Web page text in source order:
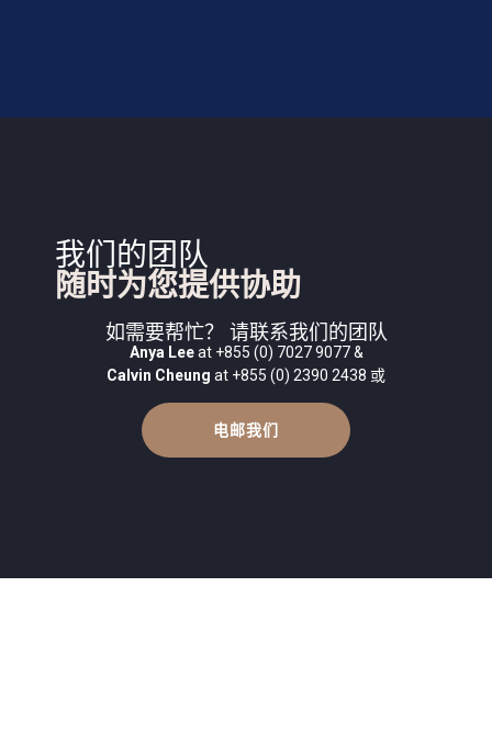
我们的团队
随时为您提供协助
如需要帮忙？ 请联系我们的团队
Anya Leeat +855 (0) 7027 9077 &
Calvin Cheung at +855 (0) 2390 2438 或
电邮我们